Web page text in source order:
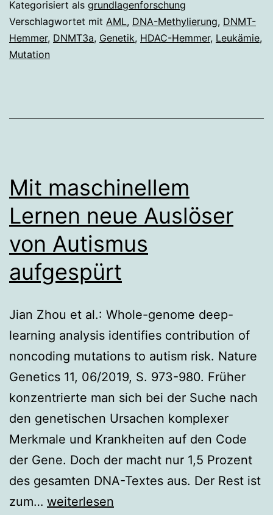
Kategorisiert als grundlagenforschung
Verschlagwortet mit AML, DNA-Methylierung, DNMT-
Hemmer, DNMT3a, Genetik, HDAC-Hemmer, Leukämie,
Mutation
Mit maschinellem
Lernen neue Auslöser
von Autismus
aufgespürt
Jian Zhou et al.: Whole-genome deep-
learning analysis identifies contribution of
noncoding mutations to autism risk. Nature
Genetics 11, 06/2019, S. 973-980. Früher
konzentrierte man sich bei der Suche nach
den genetischen Ursachen komplexer
Merkmale und Krankheiten auf den Code
der Gene. Doch der macht nur 1,5 Prozent
des gesamten DNA-Textes aus. Der Rest ist
zum… Mit
weiterlesen